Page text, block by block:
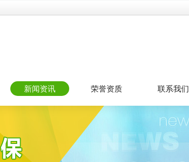
新闻资讯 荣誉资质 联系我们